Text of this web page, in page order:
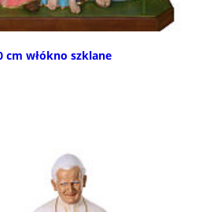
cm włókno szklane